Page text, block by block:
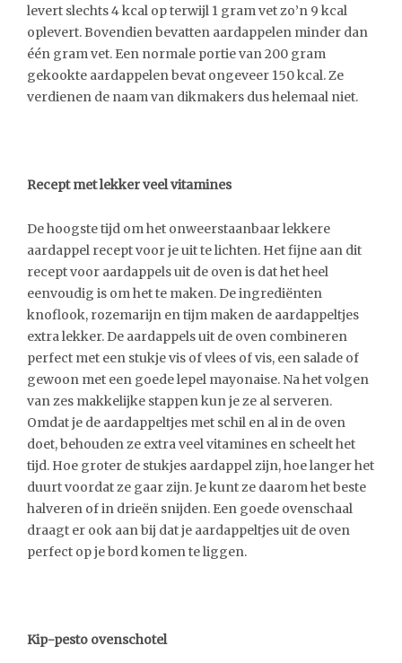
levert slechts 4 kcal op terwijl 1 gram vet zo’n 9 kcal
oplevert. Bovendien bevatten aardappelen minder dan
één gram vet. Een normale portie van 200 gram
gekookte aardappelen bevat ongeveer 150 kcal. Ze
verdienen de naam van dikmakers dus helemaal niet.
Recept met lekker veel vitamines
De hoogste tijd om het onweerstaanbaar lekkere
aardappel recept voor je uit te lichten. Het fijne aan dit
recept voor aardappels uit de oven is dat het heel
eenvoudig is om het te maken. De ingrediënten
knoflook, rozemarijn en tijm maken de aardappeltjes
extra lekker. De aardappels uit de oven combineren
perfect met een stukje vis of vlees of vis, een salade of
gewoon met een goede lepel mayonaise. Na het volgen
van zes makkelijke stappen kun je ze al serveren.
Omdat je de aardappeltjes met schil en al in de oven
doet, behouden ze extra veel vitamines en scheelt het
tijd. Hoe groter de stukjes aardappel zijn, hoe langer het
duurt voordat ze gaar zijn. Je kunt ze daarom het beste
halveren of in drieën snijden. Een goede ovenschaal
draagt er ook aan bij dat je aardappeltjes uit de oven
perfect op je bord komen te liggen.
Kip-pesto ovenschotel